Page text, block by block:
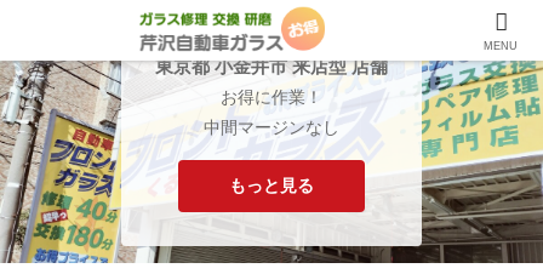
東京都 小金井市 来店型 店舗
お得に作業！
中間マージンなし
もっと見る
MENU